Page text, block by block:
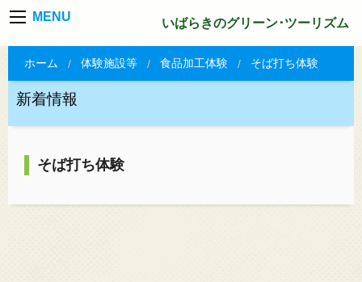
MENU いばらきのグリーン･ツーリズム
ホーム 体験施設等 食品加工体験 そば打ち体験
新着情報
そば打ち体験